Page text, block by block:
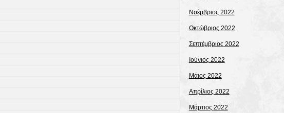
Νοέμβριος 2022
Οκτώβριος 2022
Σεπτέμβριος 2022
Ιούνιος 2022
Μάιος 2022
Απρίλιος 2022
Μάρτιος 2022